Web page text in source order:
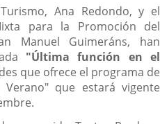
Ana Redondo, y el
para la Promoción del
Manuel Guimeráns, han
"Última función en el
que ofrece el programa de
que estará vigente